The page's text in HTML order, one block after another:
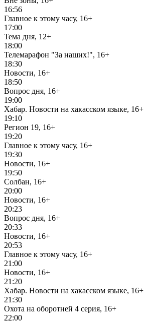
16:56
Главное к этому часу, 16+
17:00
Тема дня, 12+
18:00
Телемарафон "За наших!", 16+
18:30
Новости, 16+
18:50
Вопрос дня, 16+
19:00
Хабар. Новости на хакасском языке, 16+
19:10
Регион 19, 16+
19:20
Главное к этому часу, 16+
19:30
Новости, 16+
19:50
Солбан, 16+
20:00
Новости, 16+
20:23
Вопрос дня, 16+
20:33
Новости, 16+
20:53
Главное к этому часу, 16+
21:00
Новости, 16+
21:20
Хабар. Новости на хакасском языке, 16+
21:30
Охота на оборотней 4 серия, 16+
22:00